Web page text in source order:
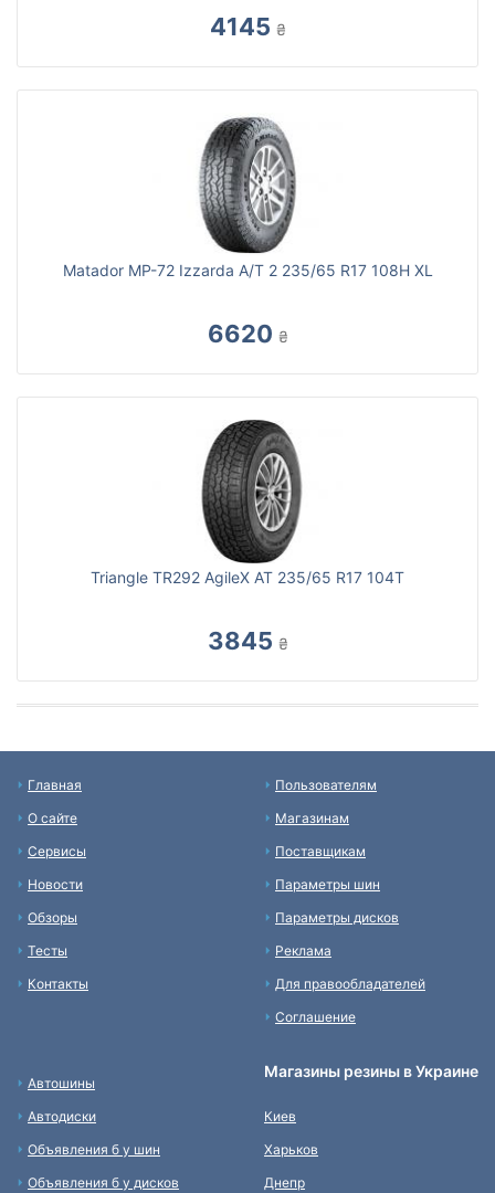
4145 ₴
Matador MP-72 Izzarda A/T 2 235/65 R17 108H XL
6620 ₴
Triangle TR292 AgileX AT 235/65 R17 104T
3845 ₴
Главная
О сайте
Сервисы
Новости
Обзоры
Тесты
Контакты
Пользователям
Магазинам
Поставщикам
Параметры шин
Параметры дисков
Реклама
Для правообладателей
Соглашение
Автошины
Автодиски
Объявления б у шин
Объявления б у дисков
Магазины резины в Украине
Киев
Харьков
Днепр